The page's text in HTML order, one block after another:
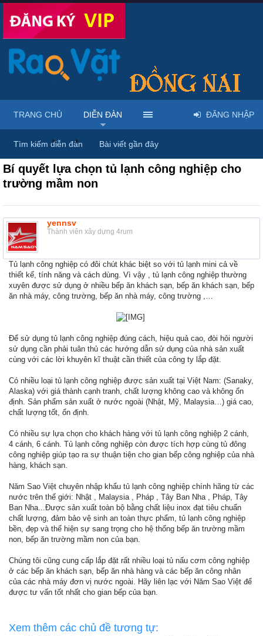
Diễn đàn ... Mua bán & sửa điện tử, điện lạnh
Bí quyết lựa chọn tủ lạnh công nghiệp cho
trường mầm non
yennsv
Thành viên xây dựng 4rum
Tủ lạnh công nghiệp có đôi chút khác biệt so với tủ lạnh mini cả về
thiết kế, tính năng và cách dùng. Vì vậy , tủ lạnh công nghiệp thường
xuyên được sử dụng ở nhiều bếp ăn khách sạn, bếp ăn khách sạn, bếp
ăn nhà máy, công trường, bếp ăn nhà máy, công trường ,…
Để sử dụng tủ lạnh công nghiệp đúng cách, hiệu quả cao, đòi hỏi người
sử dụng cần phải tuân thủ các hướng dẫn sử dụng của nhà sản xuất
cùng với các lời khuyên kĩ thuật cần thiết của công ty lắp đặt.
Có nhiều loại tủ lạnh công nghiệp được sản xuất tại Việt Nam: (Sanaky,
Alaska) với giá thành cạnh tranh, chất lượng không cao và không ổn
định. Sản phẩm sản xuất ở nước ngoài (Nhật, Mỹ, Malaysia…) giá cao,
chất lượng tốt, ổn định.
Có nhiều sự lựa chọn cho khách hàng với tủ lạnh công nghiệp 2 cánh,
4 cánh, 6 cánh. Tủ lạnh công nghiệp còn được tích hợp cùng tủ đông
công nghiệp giúp tạo ra sự thuận tiện cho gian bếp công nghiệp của nhà
hàng, khách sạn.
Năm Sao Việt chuyên nhập khẩu tủ lạnh công nghiệp chính hãng từ các
nước trên thế giới: Nhật , Malaysia , Pháp , Tây Ban Nha , Pháp, Tây
Ban Nha...Được sản xuất toàn bộ bằng chất liệu inox đạt tiêu chuẩn
chất lượng, đảm bảo vệ sinh an toàn thực phẩm, tủ lạnh công nghiệp
bền, đẹp và thể hiện sự sang trọng cho hệ thống bếp ăn trường mầm
non, bếp ăn trường mầm non của bạn.
Chúng tôi cũng cung cấp lắp đặt rất nhiều loại tủ nấu cơm công nghiệp
ở các bếp ăn khách sạn, bếp ăn nhà hàng và các bếp ăn công nhân
của các nhà máy đơn vị nước ngoài. Hãy liên lạc với Năm Sao Việt để
được tư vấn tốt nhất cho gian bếp của bạn.
Xem thêm các chủ đề tương tự:
TRANG CHỦ DIỄN ĐÀN
Tìm kiếm diễn đàn Bài viết gần đây
ĐĂNG NHẬP